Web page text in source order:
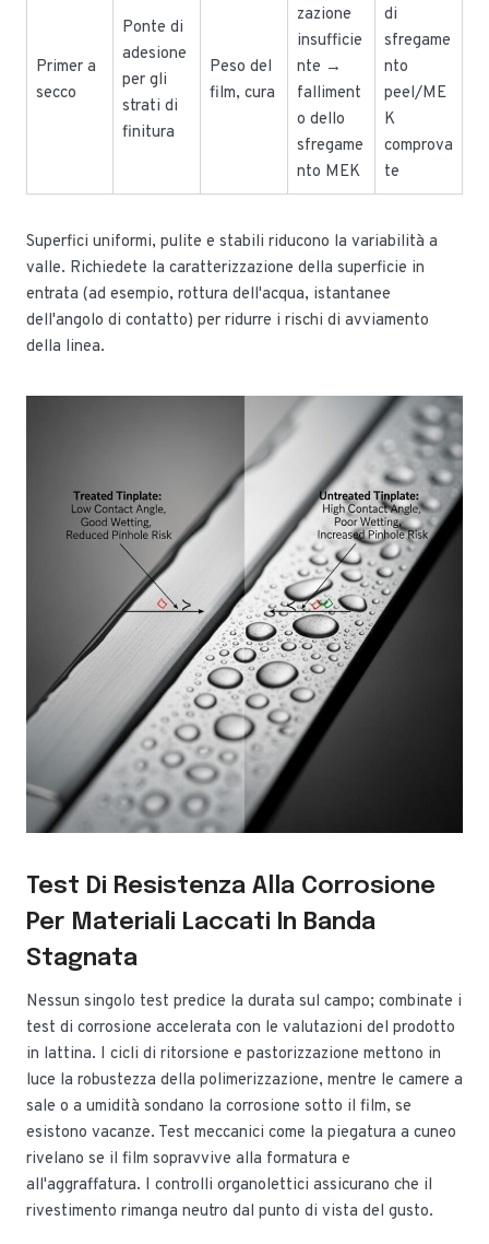
Primer a
secco
Ponte di
adesione
per gli
strati di
finitura
Peso del
film, cura
zazione
insufficie
nte →
falliment
o dello
sfregame
nto MEK
di
sfregame
nto
peel/ME
K
comprova
te
Superfici uniformi, pulite e stabili riducono la variabilità a
valle. Richiedete la caratterizzazione della superficie in
entrata (ad esempio, rottura dell'acqua, istantanee
dell'angolo di contatto) per ridurre i rischi di avviamento
della linea.
Test Di Resistenza Alla Corrosione
Per Materiali Laccati In Banda
Stagnata
Nessun singolo test predice la durata sul campo; combinate i
test di corrosione accelerata con le valutazioni del prodotto
in lattina. I cicli di ritorsione e pastorizzazione mettono in
luce la robustezza della polimerizzazione, mentre le camere a
sale o a umidità sondano la corrosione sotto il film, se
esistono vacanze. Test meccanici come la piegatura a cuneo
rivelano se il film sopravvive alla formatura e
all'aggraffatura. I controlli organolettici assicurano che il
rivestimento rimanga neutro dal punto di vista del gusto.